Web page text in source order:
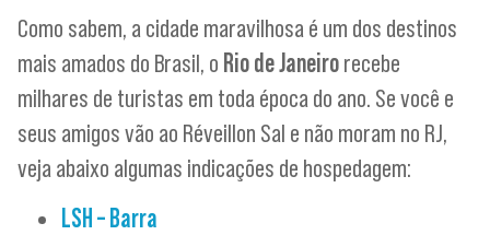
Como sabem, a cidade maravilhosa é um dos destinos
mais amados do Brasil, o Rio de Janeirorecebe
milhares de turistas em toda época do ano. Se você e
seus amigos vão ao Réveillon Sal e não moram no RJ,
veja abaixo algumas indicações de hospedagem:
LSH – Barra